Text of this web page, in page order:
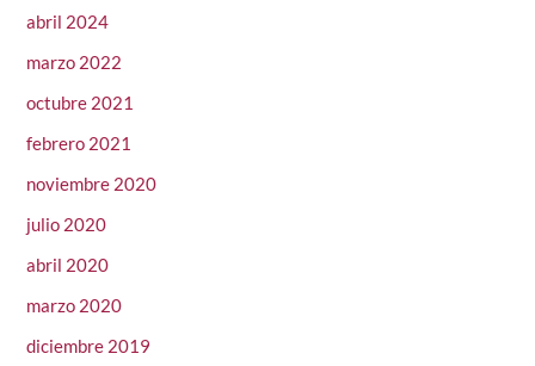
abril 2024
marzo 2022
octubre 2021
febrero 2021
noviembre 2020
julio 2020
abril 2020
marzo 2020
diciembre 2019